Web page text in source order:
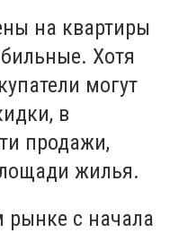
на квартиры
Хотя
могут
в
продажи,
жилья.
рынке с начала